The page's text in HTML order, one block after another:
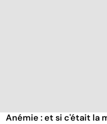
Anémie : et si c'était la